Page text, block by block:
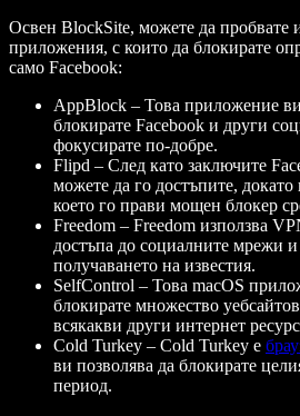
Освен BlockSite, можете да пробвате
приложения, с които да блокирате
само Facebook:
AppBlock – Това приложение
блокирате Facebook и други
фокусирате по-добре.
Flipd – След като заключите
можете да го достъпите, докато
което го прави мощен блокер
Freedom – Freedom използва
достъпа до социалните мрежи и
получаването на известия.
SelfControl – Това macOS
блокирате множество
всякакви други интернет
Cold Turkey – Cold Turkey е
ви позволява да блокирате
период.